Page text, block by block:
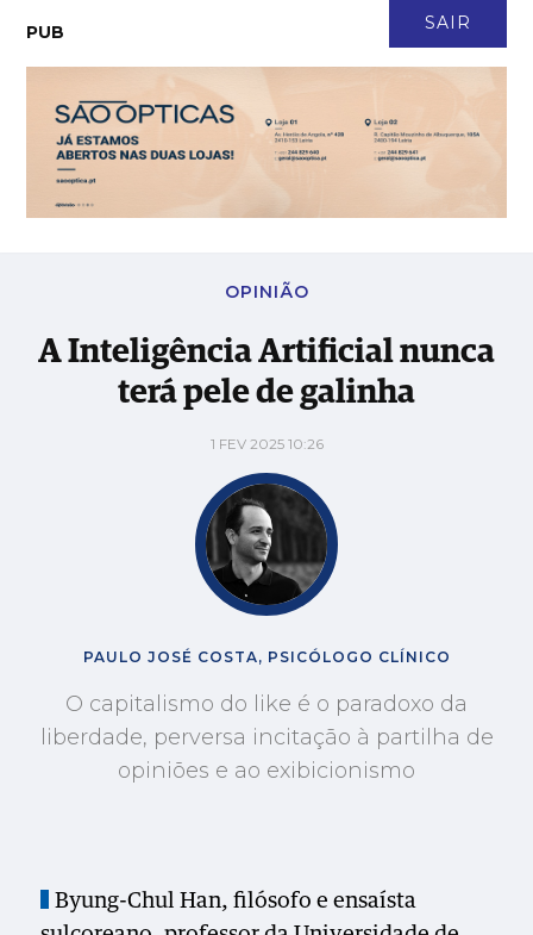
LOGIN
A Inteligência Artificial nunca terá pele de galinha
OPINIÃO
A Inteligência Artificial nunca
terá pele de galinha
1 FEV 2025 10:26
PAULO JOSÉ COSTA, PSICÓLOGO CLÍNICO
O capitalismo do like é o paradoxo da
liberdade, perversa incitação à partilha de
opiniões e ao exibicionismo
Byung-Chul Han, filósofo e ensaísta